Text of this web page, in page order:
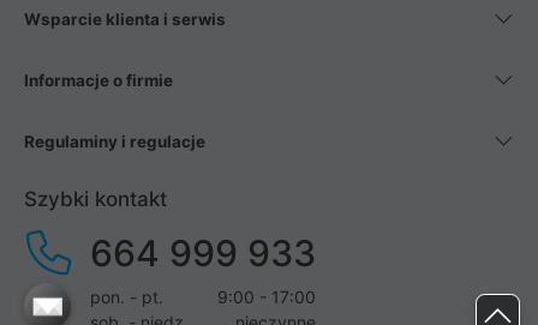
Wsparcie klienta i serwis
Informacje o firmie
Regulaminy i regulacje
Szybki kontakt
664 999 933
pon. - pt.
9:00 - 17:00